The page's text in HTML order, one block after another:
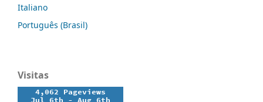
Italiano
Português (Brasil)
Visitas